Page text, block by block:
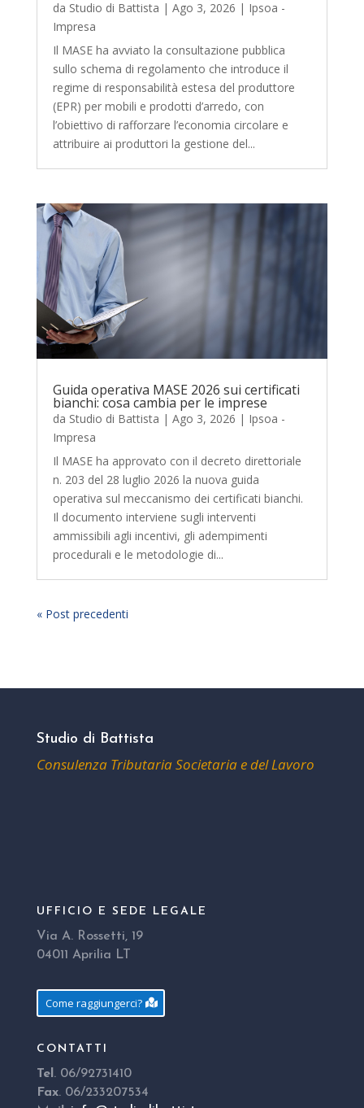
da Studio di Battista | Ago 3, 2026 | Ipsoa -
Impresa
Il MASE ha avviato la consultazione pubblica
sullo schema di regolamento che introduce il
regime di responsabilità estesa del produttore
(EPR) per mobili e prodotti d’arredo, con
l’obiettivo di rafforzare l’economia circolare e
attribuire ai produttori la gestione del...
Guida operativa MASE 2026 sui certificati
bianchi: cosa cambia per le imprese
da Studio di Battista | Ago 3, 2026 | Ipsoa -
Impresa
Il MASE ha approvato con il decreto direttoriale
n. 203 del 28 luglio 2026 la nuova guida
operativa sul meccanismo dei certificati bianchi.
Il documento interviene sugli interventi
ammissibili agli incentivi, gli adempimenti
procedurali e le metodologie di...
« Post precedenti
Studio di Battista
Consulenza Tributaria Societaria e del Lavoro
UFFICIO E SEDE LEGALE
Via A. Rossetti, 19
04011 Aprilia LT
Come raggiungerci?
CONTATTI
Tel . 06/92731410
Fax. 06/233207534